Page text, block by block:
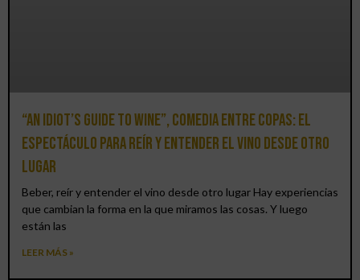
“An Idiot’s Guide to Wine”, comedia entre copas: el
espectáculo para reír y entender el vino desde otro
lugar
Beber, reír y entender el vino desde otro lugar Hay experiencias
que cambian la forma en la que miramos las cosas. Y luego
están las
LEER MÁS »